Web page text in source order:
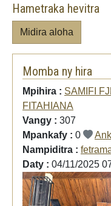
Hametraka hevitra
Midira aloha
Momba ny hira
Mpihira : SAMIFI
FITAHIANA
Vangy : 307
Mpankafy : 0
Nampiditra :
Daty : 04/11/2025